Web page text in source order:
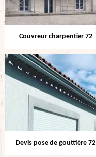
Couvreur charpentier 72
Devis pose de gouttière 72